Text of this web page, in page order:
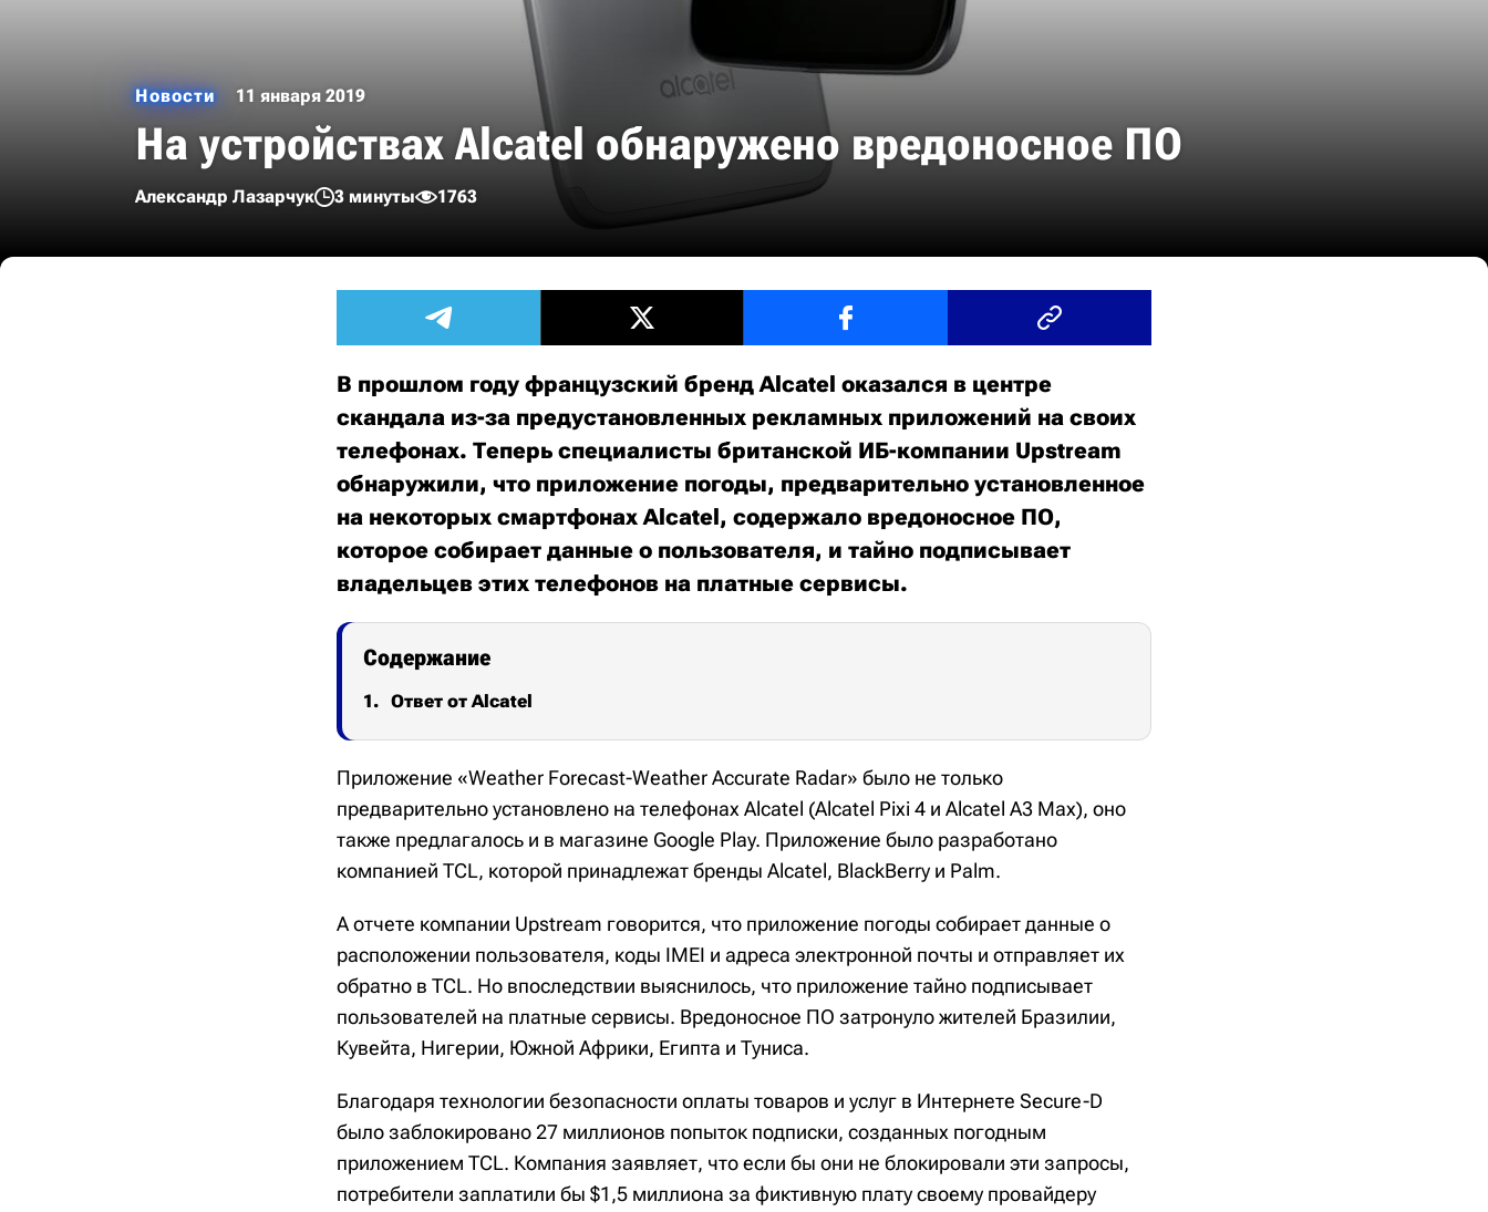
Новости 11 января 2019
На устройствах Alcatel обнаружено вредоносное ПО
Александр Лазарчук 3 минуты 1763
В прошлом году французский бренд Alcatel оказался в центре
скандала из-за предустановленных рекламных приложений на своих
телефонах. Теперь специалисты британской ИБ-компании Upstream
обнаружили, что приложение погоды, предварительно установленное
на некоторых смартфонах Alcatel, содержало вредоносное ПО,
которое собирает данные о пользователя, и тайно подписывает
владельцев этих телефонов на платные сервисы.
Содержание
Ответ от Alcatel
Приложение «Weather Forecast-Weather Accurate Radar» было не только
предварительно установлено на телефонах Alcatel (Alcatel Pixi 4 и Alcatel A3 Max), оно
также предлагалось и в магазине Google Play. Приложение было разработано
компанией TCL, которой принадлежат бренды Alcatel, BlackBerry и Palm.
А отчете компании Upstream говорится, что приложение погоды собирает данные о
расположении пользователя, коды IMEI и адреса электронной почты и отправляет их
обратно в TCL. Но впоследствии выяснилось, что приложение тайно подписывает
пользователей на платные сервисы. Вредоносное ПО затронуло жителей Бразилии,
Кувейта, Нигерии, Южной Африки, Египта и Туниса.
Благодаря технологии безопасности оплаты товаров и услуг в Интернете Secure-D
было заблокировано 27 миллионов попыток подписки, созданных погодным
приложением TCL. Компания заявляет, что если бы они не блокировали эти запросы,
потребители заплатили бы $1,5 миллиона за фиктивную плату своему провайдеру